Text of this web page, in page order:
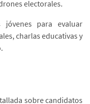
electorales.
para evaluar
charlas educativas y
sobre candidatos